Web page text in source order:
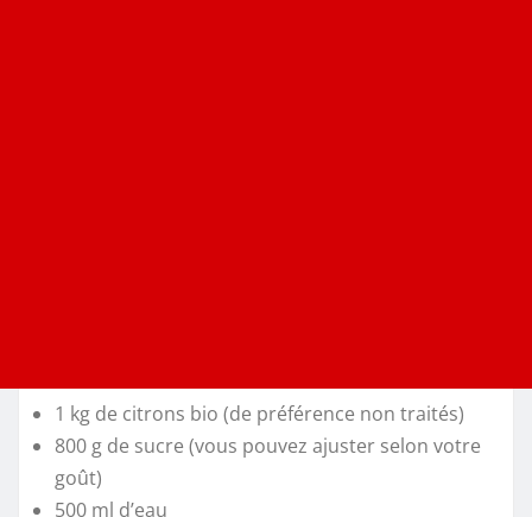
1 kg de citrons bio (de préférence non traités)
800 g de sucre (vous pouvez ajuster selon votre
goût)
500 ml d’eau